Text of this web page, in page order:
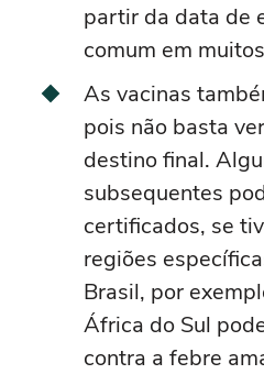
partir da data de
comum em
As vacinas
pois não basta
destino final.
subsequentes
certificados, se
regiões
Brasil, por
África do Sul
contra a febre